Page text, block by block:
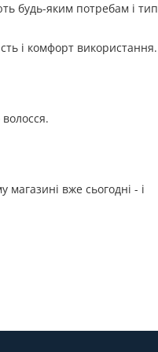
будь-яким потребам і
і комфорт використання.
магазині вже сьогодні - і